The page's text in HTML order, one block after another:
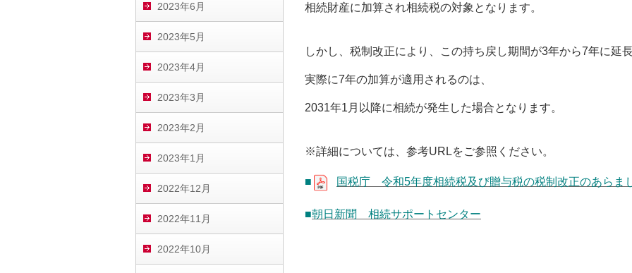
2023年6月
2023年5月
2023年4月
2023年3月
2023年2月
2023年1月
2022年12月
2022年11月
2022年10月
相続財産に加算され相続税の対象となります。
しかし、税制改正により、この持ち戻し期間が3年から7年に延
実際に7年の加算が適用されるのは、
2031年1月以降に相続が発生した場合となります。
※詳細については、参考URLをご参照ください。
■ 国税庁 令和5年度相続税及び贈与税の税制改正のあらま
■朝日新聞 相続サポートセンター